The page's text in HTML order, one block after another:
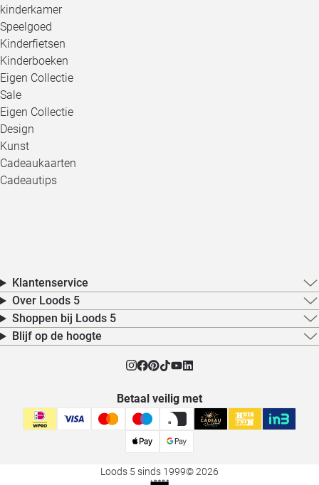
kinderkamer
Speelgoed
Kinderfietsen
Kinderboeken
Eigen Collectie
Sale
Eigen Collectie
Design
Kunst
Cadeaukaarten
Cadeautips
Klantenservice
Over Loods 5
Shoppen bij Loods 5
Blijf op de hoogte
Betaal veilig met
Loods 5 sinds 1999© 2026